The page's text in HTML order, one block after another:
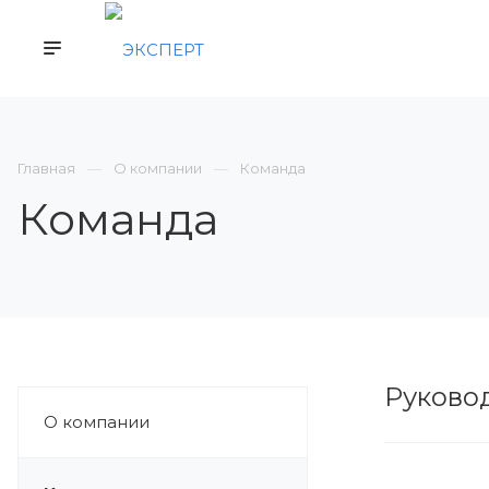
Главная
О компании Команда
Команда
О компании